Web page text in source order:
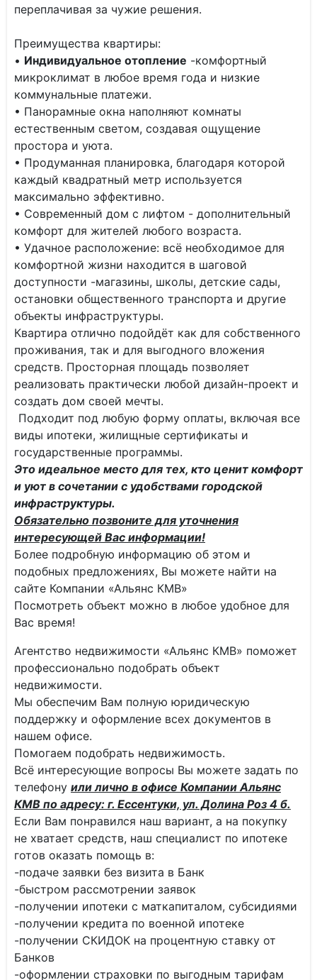
переплачивая за чужие решения.
Преимущества квартиры:
• Индивидуальное отопление -комфортный
микроклимат в любое время года и низкие
коммунальные платежи.
• Панорамные окна наполняют комнаты
естественным светом, создавая ощущение
простора и уюта.
• Продуманная планировка, благодаря которой
каждый квадратный метр используется
максимально эффективно.
• Современный дом с лифтом - дополнительный
комфорт для жителей любого возраста.
• Удачное расположение: всё необходимое для
комфортной жизни находится в шаговой
доступности -магазины, школы, детские сады,
остановки общественного транспорта и другие
объекты инфраструктуры.
Квартира отлично подойдёт как для собственного
проживания, так и для выгодного вложения
средств. Просторная площадь позволяет
реализовать практически любой дизайн-проект и
создать дом своей мечты.
Подходит под любую форму оплаты, включая все
виды ипотеки, жилищные сертификаты и
государственные программы.
Это идеальное место для тех, кто ценит комфорт
и уют в сочетании с удобствами городской
инфраструктуры.
Обязательно позвоните для уточнения
интересующей Вас информации!
Более подробную информацию об этом и
подобных предложениях, Вы можете найти на
сайте Компании «Альянс КМВ»
Посмотреть объект можно в любое удобное для
Вас время!
Агентство недвижимости «Альянс КМВ» поможет
профессионально подобрать объект
недвижимости.
Мы обеспечим Вам полную юридическую
поддержку и оформление всех документов в
нашем офисе.
Помогаем подобрать недвижимость.
Всё интересующие вопросы Вы можете задать по
телефону или лично в офисе Компании Альянс
КМВ по адресу: г. Ессентуки, ул. Долина Роз 4 б.
Если Вам понравился наш вариант, а на покупку
не хватает средств, наш специалист по ипотеке
готов оказать помощь в:
-подаче заявки без визита в Банк
-быстром рассмотрении заявок
-получении ипотеки с маткапиталом, субсидиями
-получении кредита по военной ипотеке
-получении СКИДОК на процентную ставку от
Банков
-оформлении страховки по выгодным тарифам